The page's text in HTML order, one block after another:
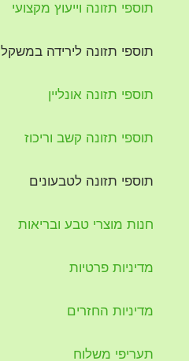
תוספי תזונה וייעוץ מקצועי
תוספי תזונה לירידה במשקל
תוספי תזונה אונליין
תוספי תזונה קשב וריכוז
תוספי תזונה לטבעונים
חנות מוצרי טבע ובריאות
מדיניות פרטיות
מדיניות החזרים
תעריפי משלוח